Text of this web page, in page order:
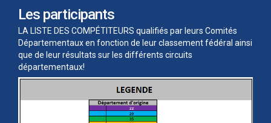
Les participants
LA LISTE DES COMPÉTITEURS qualifiés par leurs Comités
Départementaux en fonction de leur classement fédéral ainsi
que de leur résultats sur les différents circuits
départementaux!